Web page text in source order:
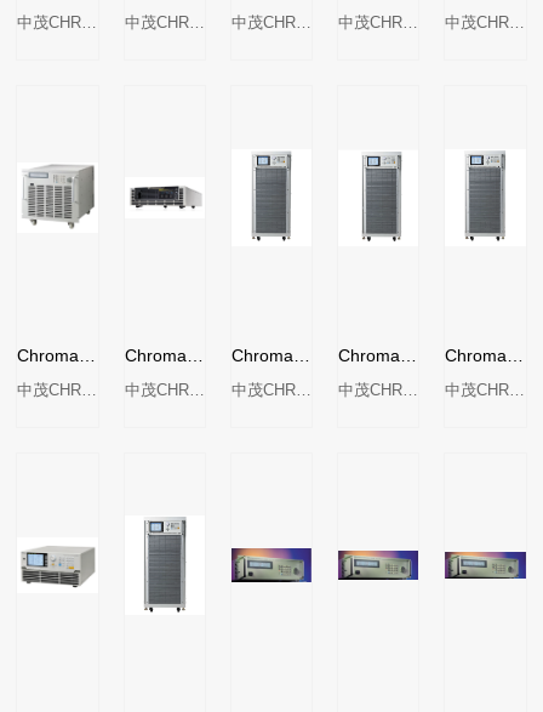
中茂CHROMA 中茂CHROMA 中茂CHROMA 中茂CHROMA 中茂CHROMA
Chroma 61700系列可编程交流电源
中茂CHROMA
Chroma回收式电网模拟电源Model 61809/61812/61815
中茂CHROMA
Chroma 61800-100回收式电网模拟电源
中茂CHROMA
Chroma 61860回收式电网模拟电源
中茂CHROMA
Chroma 61830回收式电网模拟电源
中茂CHROMA